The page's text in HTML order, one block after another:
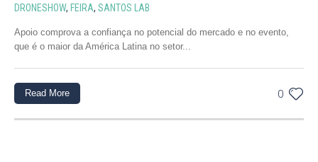
DRONESHOW, FEIRA, SANTOS LAB
Apoio comprova a confiança no potencial do mercado e no evento,
que é o maior da América Latina no setor...
0
Read More